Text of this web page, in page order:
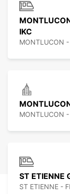
IKC
MONTLUCON -
MONTLUCON -
ST ETIENNE
ST ETIENNE -